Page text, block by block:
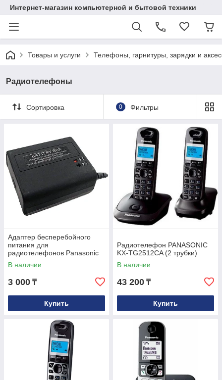
Интернет-магазин компьютерной и бытовой техники
Товары и услуги Телефоны, гарнитуры, зарядки и
Радиотелефоны
Сортировка 0 Фильтры
Адаптер бесперебойного
питания для
радиотелефонов Panasonic
KX-TCA200
В наличии
3 000 ₸
Купить
Радиотелефон PANASONIC
KX-TG2512CA (2 трубки)
В наличии
43 200 ₸
Купить